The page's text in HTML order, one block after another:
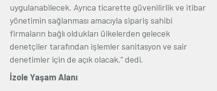
uygulanabilecek. Ayrıca ticarette güvenilirlik ve itibar
yönetimin sağlanması amacıyla sipariş sahibi
firmaların bağlı oldukları ülkelerden gelecek
denetçiler tarafından işlemler sanitasyon ve sair
denetimler için de açık olacak.” dedi.
İzole Yaşam Alanı